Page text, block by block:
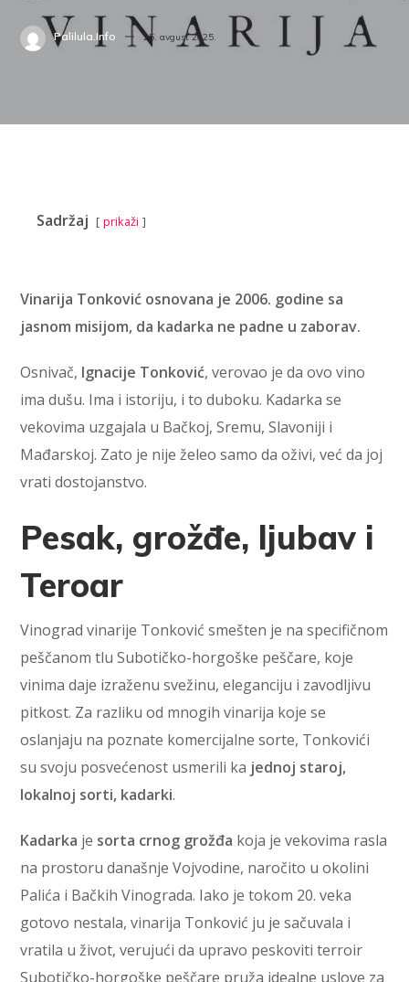
Palilula.info 25. avgust 2025.
Sadržaj prikaži
Vinarija Tonković osnovana je 2006. godine sa
jasnom misijom, da kadarka ne padne u zaborav.
Osnivač, Ignacije Tonković, verovao je da ovo vino
ima dušu. Ima i istoriju, i to duboku. Kadarka se
vekovima uzgajala u Bačkoj, Sremu, Slavoniji i
Mađarskoj. Zato je nije želeo samo da oživi, već da joj
vrati dostojanstvo.
Pesak, grožđe, ljubav i
Teroar
Vinograd vinarije Tonković smešten je na specifičnom
peščanom tlu Subotičko-horgoške peščare, koje
vinima daje izraženu svežinu, eleganciju i zavodljivu
pitkost. Za razliku od mnogih vinarija koje se
oslanjaju na poznate komercijalne sorte, Tonkovići
su svoju posvećenost usmerili ka jednoj staroj,
lokalnoj sorti, kadarki.
Kadarka je sorta crnog grožđa koja je vekovima rasla
na prostoru današnje Vojvodine, naročito u okolini
Palića i Bačkih Vinograda. Iako je tokom 20. veka
gotovo nestala, vinarija Tonković ju je sačuvala i
vratila u život, verujući da upravo peskoviti terroir
Subotičko-horgoške peščare pruža idealne uslove za